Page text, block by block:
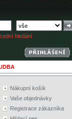
hledání
Nákupní košík
Vaše objednávky
Registrace zákazníka